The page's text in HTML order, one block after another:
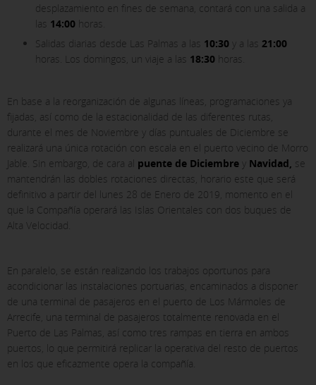
desplazamiento en fines de semana, contará con una salida a
las 14:00 horas.
Salidas diarias desde Las Palmas a las 10:30 y a las 21:00
horas. Los domingos, un viaje a las 18:30 horas.
En base a la reorganización de algunas líneas, programaciones ya
fijadas, así como de la estacionalidad de las diferentes rutas,
durante el mes de Noviembre y días puntuales de Diciembre se
realizará una única rotación con escala en el puerto vecino de Morro
Jable. Sin embargo, de cara al puente de Diciembre Navidad, se
mantendrán las dobles rotaciones directas, horario este que será
definitivo a partir del lunes 28 de Enero de 2019, momento en el
que la Compañía operará las Islas Orientales con dos buques de
Alta Velocidad.
En paralelo, se están realizando los trabajos oportunos para
acondicionar las instalaciones portuarias, encaminados a disponer
de una terminal de pasajeros en el puerto de Los Mármoles de
Arrecife, una terminal de pasajeros totalmente renovada en el
Puerto de Las Palmas, así como tres rampas en tierra en ambos
puertos, lo que permitirá replicar la operativa del resto de puertos
en los que eficazmente opera la compañía.
COOKIE SETTINGS
ACCEPT ALL
Necessary cookies